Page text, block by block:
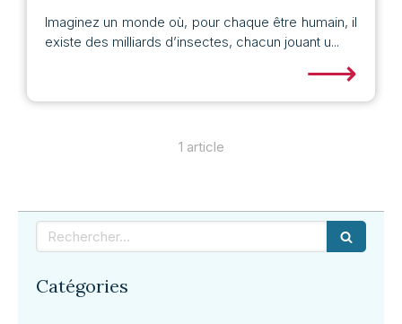
Imaginez un monde où, pour chaque être humain, il
existe des milliards d’insectes, chacun jouant u...
⟶
1 article
Rechercher
Catégories